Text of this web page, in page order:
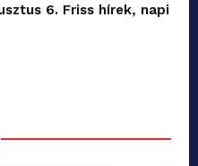
6. Friss hírek, napi